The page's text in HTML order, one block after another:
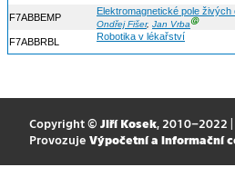
F7ABBEMP
Elektromagnetické pole živých
Ondřej Fišer, Jan VrbaⒼ
F7ABBRBL Robotika v lékařství
Copyright © Jiří Kosek, 2010–2022
Provozuje Výpočetní a informační